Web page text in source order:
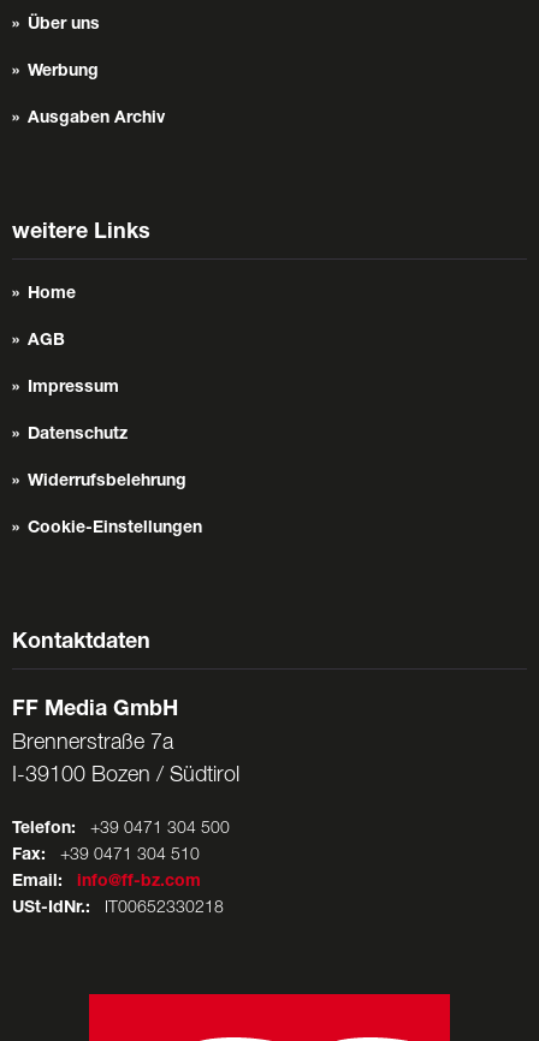
Über uns
Werbung
Ausgaben Archiv
weitere Links
Home
AGB
Impressum
Datenschutz
Widerrufsbelehrung
Cookie-Einstellungen
Kontaktdaten
FF Media GmbH
Brennerstraße 7a
I-39100 Bozen / Südtirol
Telefon: +39 0471 304 500
Fax: +39 0471 304 510
Email:
info@ff-bz.com
USt-IdNr.: IT00652330218